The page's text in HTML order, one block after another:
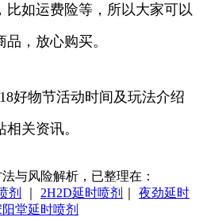
比如运费险等，所以大家可以
，放心购买。
物节活动时间及玩法介绍
关资讯。
与风险解析，已整理在：
剂 2H2D延时喷剂
夜劲延时
堂延时喷剂